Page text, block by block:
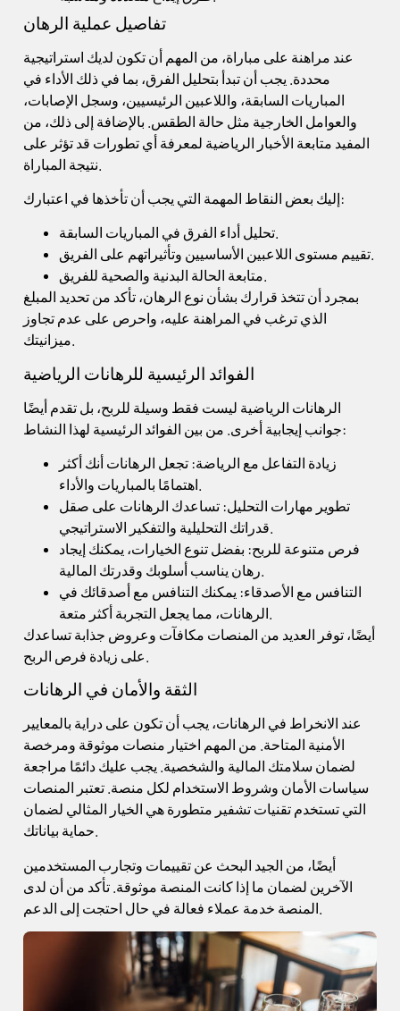
تفاصيل عملية الرهان
عند مراهنة على مباراة، من المهم أن تكون لديك استراتيجية
محددة. يجب أن تبدأ بتحليل الفرق، بما في ذلك الأداء في
المباريات السابقة، واللاعبين الرئيسيين، وسجل الإصابات،
والعوامل الخارجية مثل حالة الطقس. بالإضافة إلى ذلك، من
المفيد متابعة الأخبار الرياضية لمعرفة أي تطورات قد تؤثر على
إليك بعض النقاط المهمة التي يجب أن تأخذها في اعتبارك:
بمجرد أن تتخذ قرارك بشأن نوع الرهان، تأكد من تحديد المبلغ
الذي ترغب في المراهنة عليه، واحرص على عدم تجاوز
الفوائد الرئيسية للرهانات الرياضية
الرهانات الرياضية ليست فقط وسيلة للربح، بل تقدم أيضًا
جوانب إيجابية أخرى. من بين الفوائد الرئيسية لهذا النشاط:
زيادة التفاعل مع الرياضة: تجعل الرهانات أنك أكثر
تطوير مهارات التحليل: تساعدك الرهانات على صقل
فرص متنوعة للربح: بفضل تنوع الخيارات، يمكنك إيجاد
التنافس مع الأصدقاء: يمكنك التنافس مع أصدقائك في
أيضًا، توفر العديد من المنصات مكافآت وعروض جذابة تساعدك
الثقة والأمان في الرهانات
عند الانخراط في الرهانات، يجب أن تكون على دراية بالمعايير
الأمنية المتاحة. من المهم اختيار منصات موثوقة ومرخصة
لضمان سلامتك المالية والشخصية. يجب عليك دائمًا مراجعة
سياسات الأمان وشروط الاستخدام لكل منصة. تعتبر المنصات
التي تستخدم تقنيات تشفير متطورة هي الخيار المثالي لضمان
أيضًا، من الجيد البحث عن تقييمات وتجارب المستخدمين
الآخرين لضمان ما إذا كانت المنصة موثوقة. تأكد من أن لدى